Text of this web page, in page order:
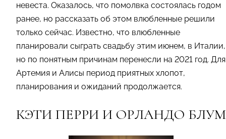
невеста. Оказалось, что помолвка состоялась годом
ранее, но рассказать об этом влюбленные решили
только сейчас. Известно, что влюбленные
планировали сыграть свадьбу этим июнем, в Италии,
но по понятным причинам перенесли на 2021 год. Для
Артемия и Алисы период приятных хлопот,
планирования и ожиданий продолжается.
КЭТИ ПЕРРИ И ОРЛАНДО БЛУМ